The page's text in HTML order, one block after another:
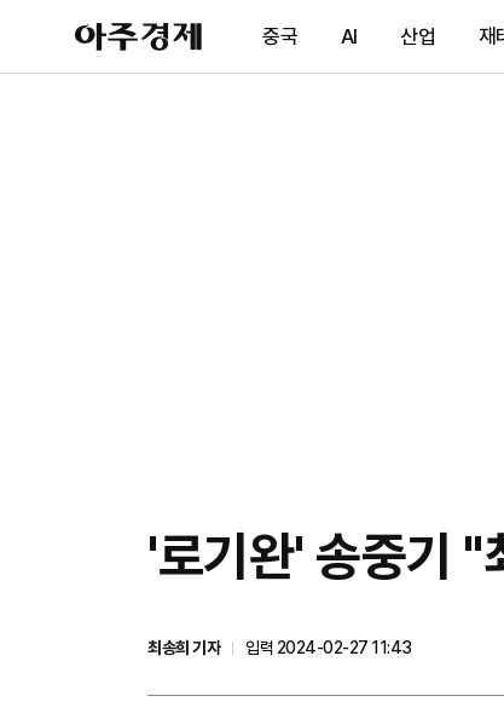
아
주
제
중국 AI 산업 재
'로기완' 송중기
최송희 기자
입력 2024-02-27 11:43